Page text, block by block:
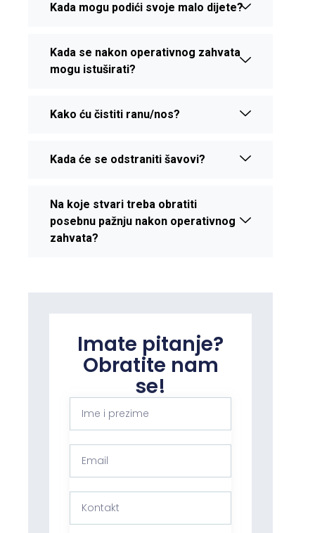
Kada mogu podići svoje malo dijete?
Kada se nakon operativnog zahvata
mogu istuširati?
Kako ću čistiti ranu/nos?
Kada će se odstraniti šavovi?
Na koje stvari treba obratiti
posebnu pažnju nakon operativnog
zahvata?
Imate pitanje?
Obratite nam
se!